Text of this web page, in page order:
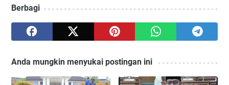
Berbagi
Anda mungkin menyukai postingan ini